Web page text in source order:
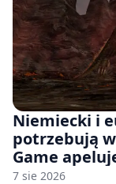
Niemiecki i
potrzebują
Game
7 sie 2026